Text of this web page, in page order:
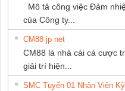
Mô tả công việc Đảm
của Công ty...
CM88 jp net
CM88 là nhà cái cá cược
giải trí hiện...
SMC Tuyển 01 Nhân Viên